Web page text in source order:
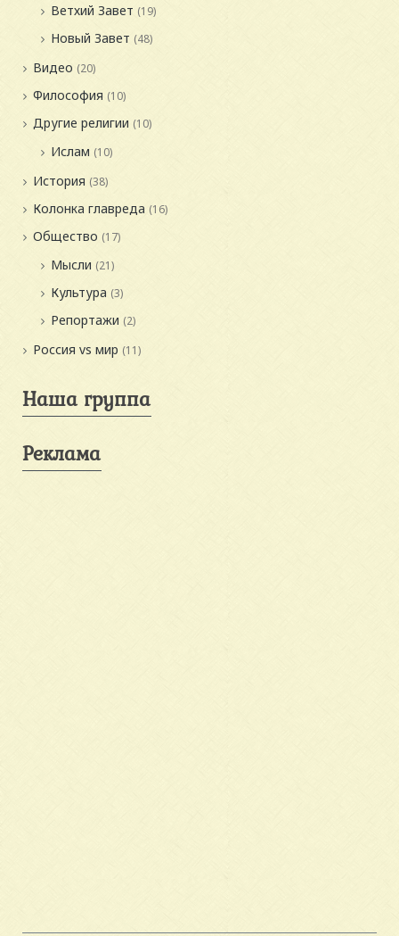
Ветхий Завет (19)
Новый Завет (48)
Видео (20)
Философия (10)
Другие религии (10)
Ислам (10)
История (38)
Колонка главреда (16)
Общество (17)
Мысли (21)
Культура (3)
Репортажи (2)
Россия vs мир (11)
Наша группа
Реклама